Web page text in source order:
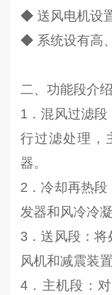
◆ 送风电机设
◆ 系统设有高
二、功能段介绍
1 ．混风过滤
行过滤处理，
器。
2 ．冷却再热
发器和风冷冷凝
3 ．送风段：
风机和减震装
4 ．主机段：